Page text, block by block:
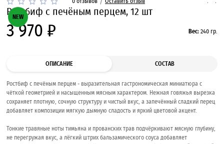
NEW
Ростбиф с печёным перцем, 12 шт
3 970 ₽ Вес: 240 гр.
ОПИСАНИЕ СОСТАВ
Ростбиф с печёным перцем - выразительная гастрономическая миниатюра с
чёткой геометрией и насыщенным мясным характером. Нежная говяжья вырезка
сохраняет плотную, сочную структуру и чистый вкус, а запечённый сладкий перец
добавляет композиции мягкую дымную сладость и яркий цветовой акцент.
Тонкие травяные ноты тимьяна и прованских трав подчёркивают мясную глубину,
не перегружая вкус, а лёгкий штрих бальзамического соуса добавляет